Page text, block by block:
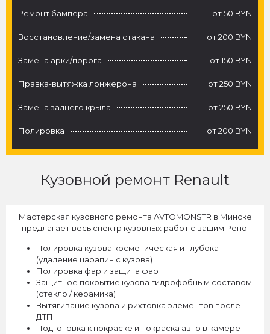
Ремонт бампера от 50 BYN
Восстановление/замена стакана от 200 BYN
Замена арки/порога от 150 BYN
Правка-вытяжка лонжерона от 250 BYN
Замена заднего крыла от 250 BYN
Полировка от 200 BYN
Кузовной ремонт Renault
Мастерская кузовного ремонта AVTOMONSTR в Минске
предлагает весь спектр кузовных работ с вашим Рено:
Полировка кузова косметическая и глубока
(удаление царапин с кузова)
Полировка фар и защита фар
Защитное покрытие кузова гидрофобным составом
(стекло / керамика)
Вытягивание кузова и рихтовка элементов после
ДТП
Подготовка к покраске и покраска авто в камере